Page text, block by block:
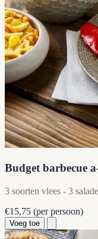
Budget barbecue
3 soorten vlees - 3
€15,75 (per persoon)
Voeg toe